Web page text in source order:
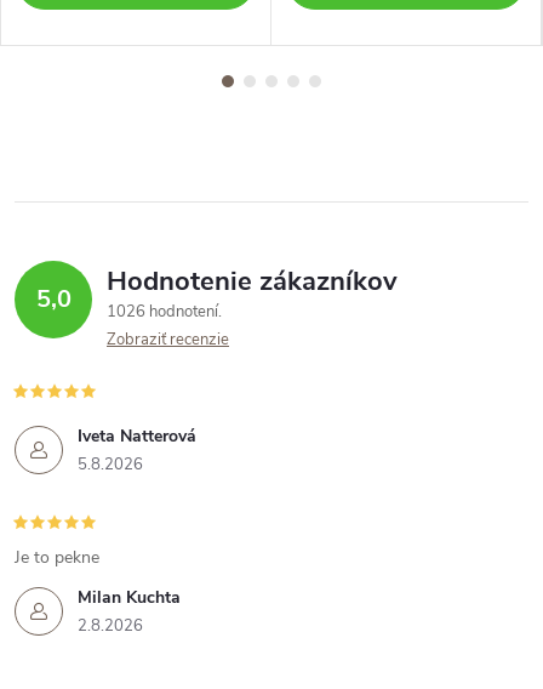
5,0 Hodnotenie zákazníkov
1026 hodnotení
Zobraziť recenzie
Iveta Natterová
5.8.2026
Milan Kuchta
2.8.2026
Je to pekne